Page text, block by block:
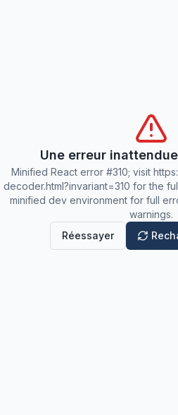
Une erreur
Minified React error #310; visit
decoder.html?invariant=310 for the
minified dev environment for full
warnings.
Réessayer